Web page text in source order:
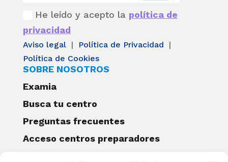
He leído y acepto la política de
privacidad
Aviso legal | Política de Privacidad
|
Política de Cookies
SOBRE NOSOTROS
Examia
Busca tu centro
Preguntas frecuentes
Acceso centros preparadores